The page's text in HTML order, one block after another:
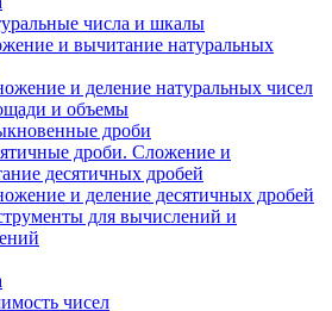
числа и шкалы
и вычитание натуральных
и деление натуральных чисел
и объемы
дроби
дроби. Сложение и
десятичных дробей
и деление десятичных дробей
для вычислений и
чисел